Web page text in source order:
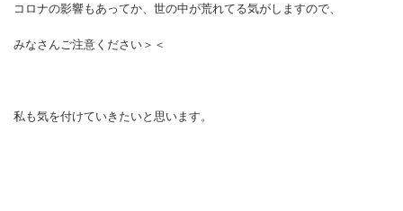
コロナの影響もあってか、世の中が荒れてる気がしますので、
みなさんご注意ください＞＜
私も気を付けていきたいと思います。